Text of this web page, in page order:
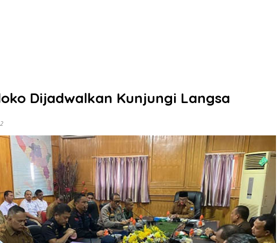
Dijadwalkan Kunjungi Langsa